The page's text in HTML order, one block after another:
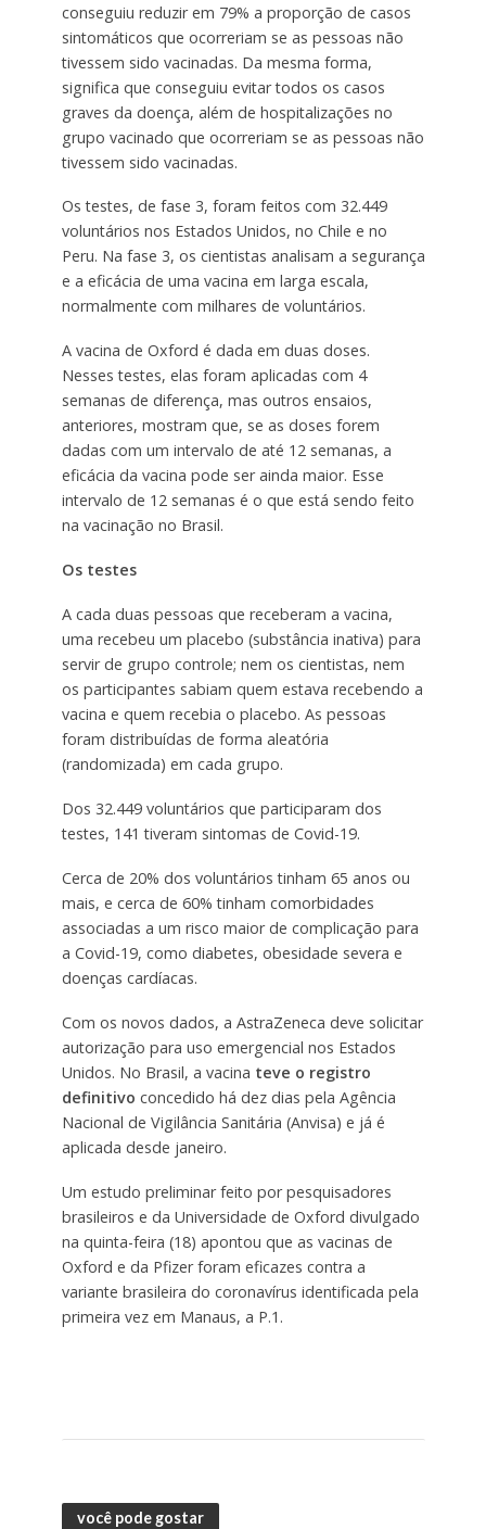
conseguiu reduzir em 79% a proporção de casos
sintomáticos que ocorreriam se as pessoas não
tivessem sido vacinadas. Da mesma forma,
significa que conseguiu evitar todos os casos
graves da doença, além de hospitalizações no
grupo vacinado que ocorreriam se as pessoas não
tivessem sido vacinadas.
Os testes, de fase 3, foram feitos com 32.449
voluntários nos Estados Unidos, no Chile e no
Peru. Na fase 3, os cientistas analisam a segurança
e a eficácia de uma vacina em larga escala,
normalmente com milhares de voluntários.
A vacina de Oxford é dada em duas doses.
Nesses testes, elas foram aplicadas com 4
semanas de diferença, mas outros ensaios,
anteriores, mostram que, se as doses forem
dadas com um intervalo de até 12 semanas, a
eficácia da vacina pode ser ainda maior. Esse
intervalo de 12 semanas é o que está sendo feito
na vacinação no Brasil.
Os testes
A cada duas pessoas que receberam a vacina,
uma recebeu um placebo (substância inativa) para
servir de grupo controle; nem os cientistas, nem
os participantes sabiam quem estava recebendo a
vacina e quem recebia o placebo. As pessoas
foram distribuídas de forma aleatória
(randomizada) em cada grupo.
Dos 32.449 voluntários que participaram dos
testes, 141 tiveram sintomas de Covid-19.
Cerca de 20% dos voluntários tinham 65 anos ou
mais, e cerca de 60% tinham comorbidades
associadas a um risco maior de complicação para
a Covid-19, como diabetes, obesidade severa e
doenças cardíacas.
Com os novos dados, a AstraZeneca deve solicitar
autorização para uso emergencial nos Estados
Unidos. No Brasil, a vacina teve o registro
definitivo concedido há dez dias pela Agência
Nacional de Vigilância Sanitária (Anvisa) e já é
aplicada desde janeiro.
Um estudo preliminar feito por pesquisadores
brasileiros e da Universidade de Oxford divulgado
na quinta-feira (18) apontou que as vacinas de
Oxford e da Pfizer foram eficazes contra a
variante brasileira do coronavírus identificada pela
primeira vez em Manaus, a P.1.
você pode gostar